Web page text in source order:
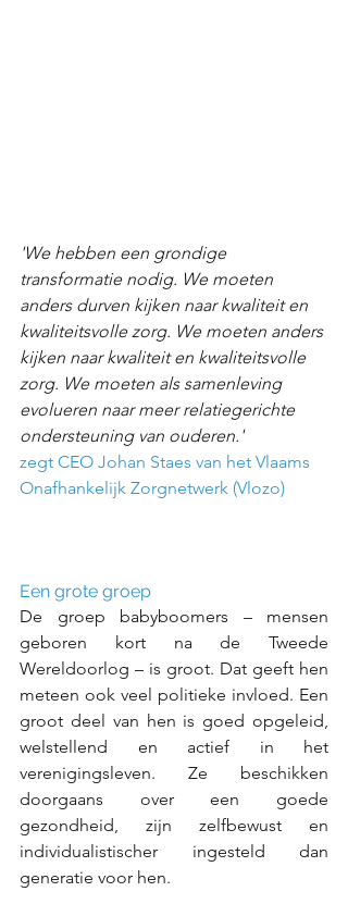
'We hebben een grondige
transformatie nodig. We moeten
anders durven kijken naar kwaliteit en
kwaliteitsvolle zorg. We moeten anders
kijken naar kwaliteit en kwaliteitsvolle
zorg. We moeten als samenleving
evolueren naar meer relatiegerichte
ondersteuning van ouderen.'
zegt CEO Johan Staes van het Vlaams
Onafhankelijk Zorgnetwerk (Vlozo)
Een grote groep
De groep babyboomers – mensen
geboren kort na de Tweede
Wereldoorlog – is groot. Dat geeft hen
meteen ook veel politieke invloed. Een
groot deel van hen is goed opgeleid,
welstellend en actief in het
verenigingsleven. Ze beschikken
doorgaans over een goede
gezondheid, zijn zelfbewust en
individualistischer ingesteld dan
generatie voor hen.